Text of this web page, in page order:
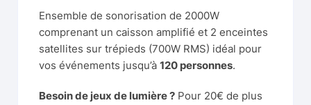
Ensemble de sonorisation de 2000W
comprenant un caisson amplifié et 2 enceintes
satellites sur trépieds (700W RMS) idéal pour
vos événements jusqu’à 120 personnes.
Besoin de jeux de lumière ? Pour 20€ de plus